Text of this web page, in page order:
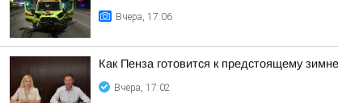
Вчера, 17:06
Как Пенза готовится к предстоящему
Вчера, 17:02